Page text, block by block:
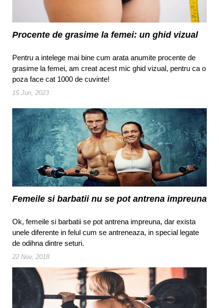
Procente de grasime la femei: un ghid vizual
Pentru a intelege mai bine cum arata anumite procente de
grasime la femei, am creat acest mic ghid vizual, pentru ca o
poza face cat 1000 de cuvinte!
15 Jun, 2023
Femeile si barbatii nu se pot antrena impreuna
Ok, femeile si barbatii se pot antrena impreuna, dar exista
unele diferente in felul cum se antreneaza, in special legate
de odihna dintre seturi.
22 Nov, 2018